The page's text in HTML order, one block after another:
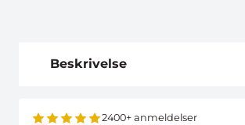
Beskrivelse
2400+ anmeldelser